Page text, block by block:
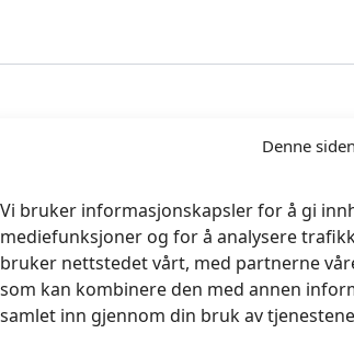
Denne
Vi bruker informasjonskapsler for å gi
mediefunksjoner og for å analysere
bruker nettstedet vårt, med partnerne
som kan kombinere den med annen
samlet inn gjennom din bruk av